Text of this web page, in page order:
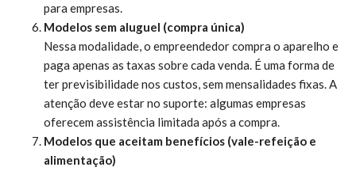
para empresas.
Modelos sem aluguel (compra única)
Nessa modalidade, o empreendedor compra o aparelho e
paga apenas as taxas sobre cada venda. É uma forma de
ter previsibilidade nos custos, sem mensalidades fixas. A
atenção deve estar no suporte: algumas empresas
oferecem assistência limitada após a compra.
Modelos que aceitam benefícios (vale-refeição e
alimentação)